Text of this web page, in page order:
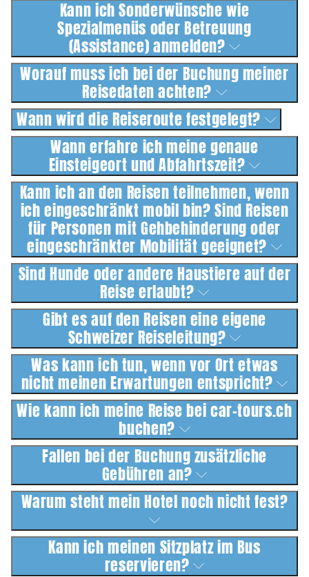
Kann ich Sonderwünsche wie
Spezialmenüs oder Betreuung
(Assistance) anmelden?
Worauf muss ich bei der Buchung meiner
Reisedaten achten?
Wann wird die Reiseroute festgelegt?
Wann erfahre ich meine genaue
Einsteigeort und Abfahrtszeit?
Kann ich an den Reisen teilnehmen, wenn
ich eingeschränkt mobil bin? Sind Reisen
für Personen mit Gehbehinderung oder
eingeschränkter Mobilität geeignet?
Sind Hunde oder andere Haustiere auf der
Reise erlaubt?
Gibt es auf den Reisen eine eigene
Schweizer Reiseleitung?
Was kann ich tun, wenn vor Ort etwas
nicht meinen Erwartungen entspricht?
Wie kann ich meine Reise bei car-tours.ch
buchen?
Fallen bei der Buchung zusätzliche
Gebühren an?
Warum steht mein Hotel noch nicht fest?
Kann ich meinen Sitzplatz im Bus
reservieren?